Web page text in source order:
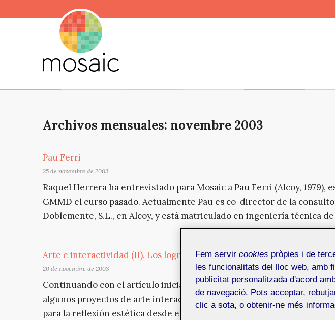
Archivos mensuales: novembre 2003
Pau Ferri
25 de novembre de 2003
Raquel Herrera ha entrevistado para Mosaic a Pau Ferri (Alcoy, 1979),
GMMD el curso pasado. Actualmente Pau es co-director de la
Doblemente, S.L., en Alcoy, y está matriculado en ingeniería técnica
Arte e interactividad (II). Los logros de la reconciliación del arte, la
20 de novembre de 2003
Continuando con el artículo iniciado sobre arte e interactividad, el
algunos proyectos de arte interactivo a partir de los cuales abrir
para la reflexión estética desde el arte vinculado a la revolución digital
Fem servir cookies pròpies i de
les funcionalitats del lloc web, amb
publicitat personalitzada d'acord
de navegació. Pots acceptar,
clic a sota, o obtenir-ne més